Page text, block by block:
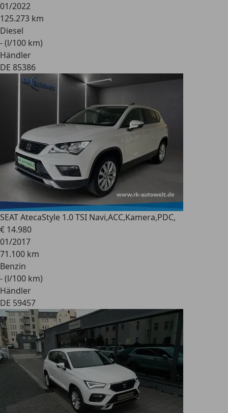
01/2022
125.273 km
Diesel
- (l/100 km)
Händler
DE 85386
SEAT AtecaStyle 1.0 TSI Navi,ACC,Kamera,PDC,
€ 14.980
01/2017
71.100 km
Benzin
- (l/100 km)
Händler
DE 59457